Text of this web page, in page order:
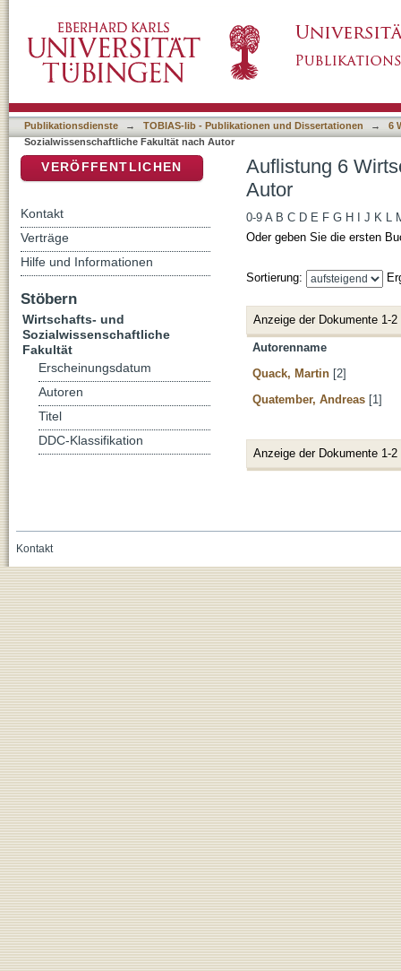
Publikationsdienste → TOBIAS-lib - Publikationen und Dissertationen →
6
Sozialwissenschaftliche Fakultät nach Autor
Auflistung 6
Autor
0-9 A B C D E F G H J K L
Oder geben Sie die ersten
Sortierung:
Anzeige der Dokumente 1-2
Autorenname
Quack, Martin [2]
Quatember, Andreas [1]
Anzeige der Dokumente 1-2
VERÖFFENTLICHEN
Kontakt
Verträge
Hilfe und Informationen
Stöbern
Wirtschafts- und
Sozialwissenschaftliche
Fakultät
Erscheinungsdatum
Autoren
Titel
DDC-Klassifikation
Kontakt